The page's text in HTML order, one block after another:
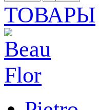
ТОВАРЫ